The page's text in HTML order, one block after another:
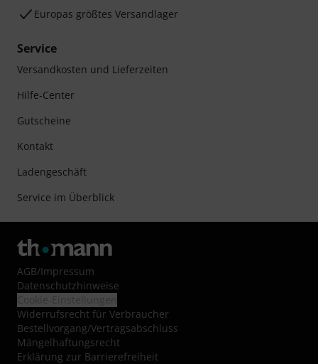
Europas größtes Versandlager
Service
Versandkosten und Lieferzeiten
Hilfe-Center
Gutscheine
Kontakt
Ladengeschäft
Service im Überblick
AGB/Impressum
Datenschutzhinweise
Widerrufsrecht für Verbraucher
Bestellvorgang/Vertragsabschluss
Mängelhaftungsrecht
Erklärung zur Barrierefreiheit